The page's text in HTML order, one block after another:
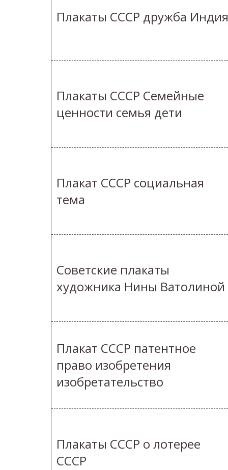
Плакаты СССР дружба Индия
Плакаты СССР Семейные
ценности семья дети
Плакат СССР социальная
тема
Советские плакаты
художника Нины Ватолиной
Плакат СССР патентное
право изобретения
изобретательство
Плакаты СССР о лотерее
СССР